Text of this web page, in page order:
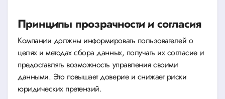
Принципы прозрачности и согласия
Компании должны информировать пользователей о
целях и методах сбора данных, получать их согласие и
предоставлять возможность управления своими
данными. Это повышает доверие и снижает риски
юридических претензий.